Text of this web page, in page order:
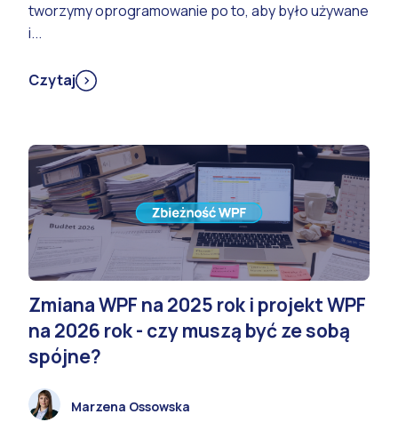
tworzymy oprogramowanie po to, aby było używane
i...
Czytaj
Zmiana WPF na 2025 rok i projekt WPF
na 2026 rok - czy muszą być ze sobą
spójne?
Marzena Ossowska